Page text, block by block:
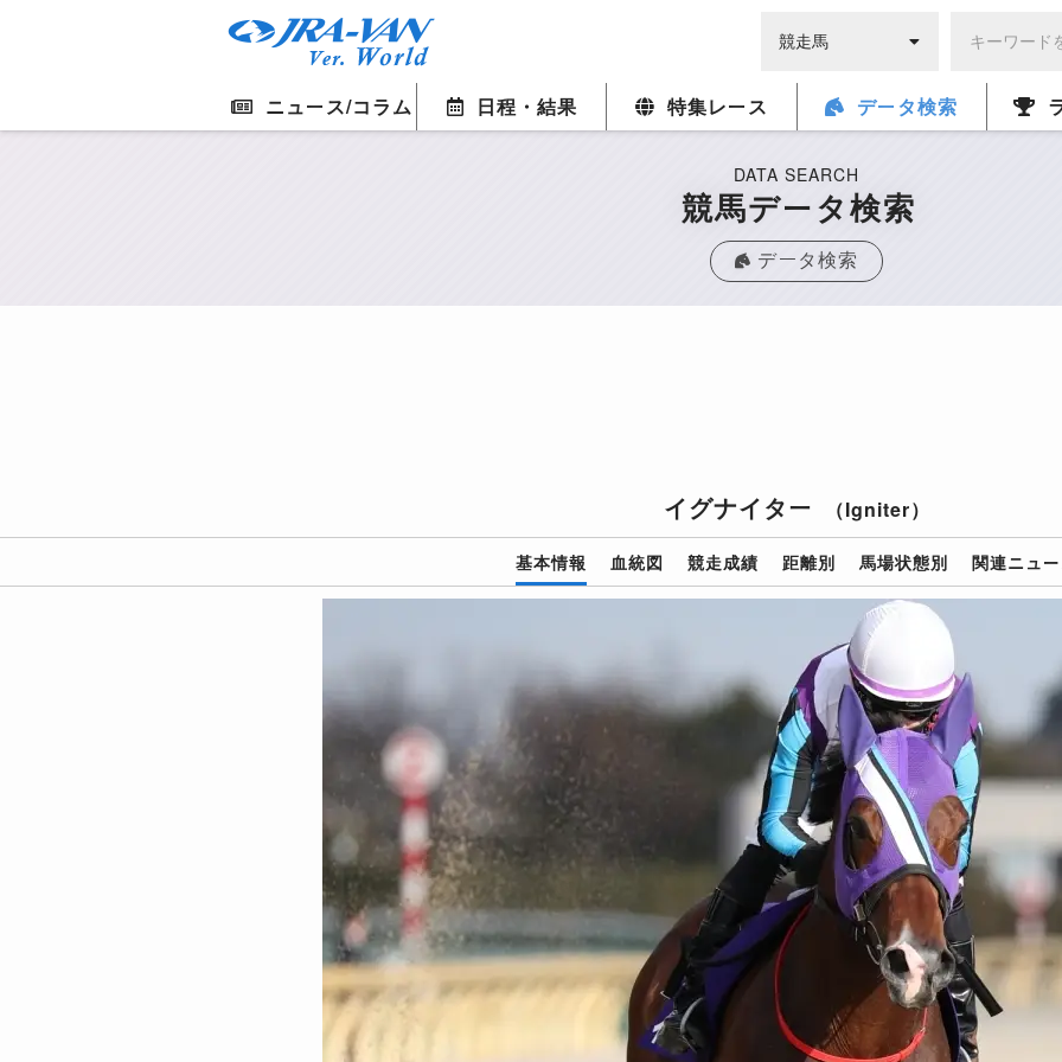
ニュース/コラム 日程・結果 特集レース データ検索
DATA SEARCH
競馬データ検索
データ検索
イグナイター （Igniter）
基本情報 血統図 競走成績 距離別 馬場状態別 関連ニュ